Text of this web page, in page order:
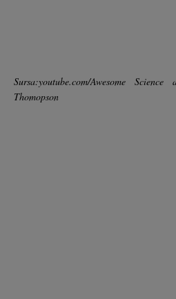
Sursa:youtube.com/Awesome
Thomopson